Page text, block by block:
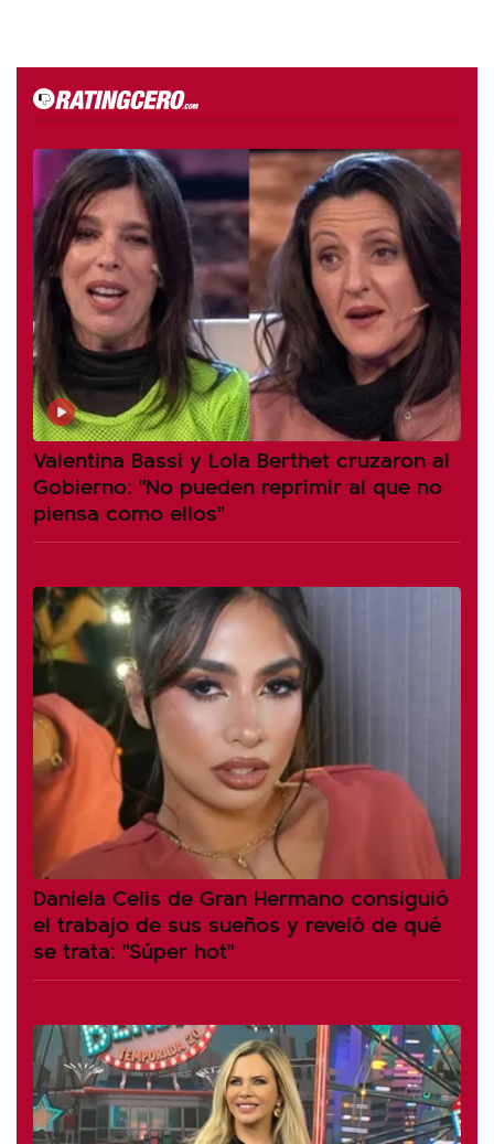
Valentina Bassi y Lola Berthet cruzaron al
Gobierno: "No pueden reprimir al que no
piensa como ellos"
Daniela Celis de Gran Hermano consiguió
el trabajo de sus sueños y reveló de qué
se trata: "Súper hot"